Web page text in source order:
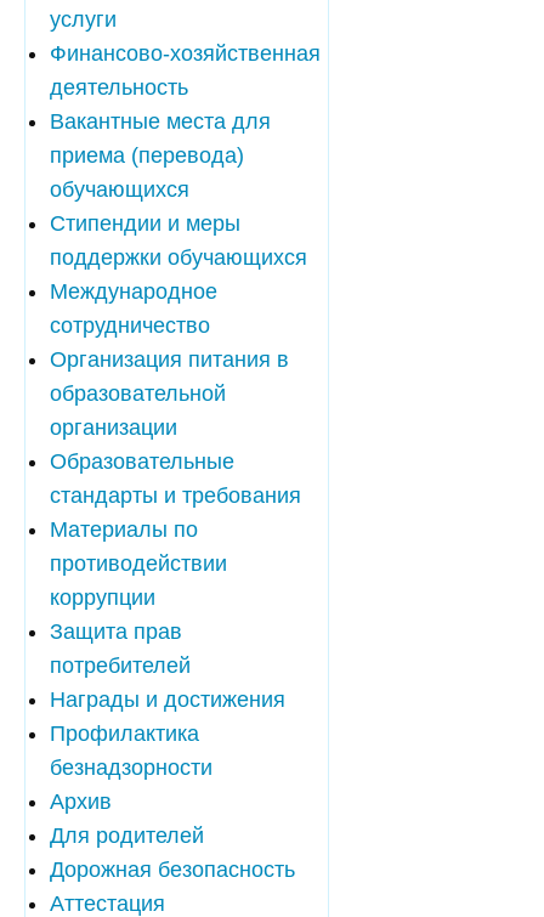
услуги
Финансово-хозяйственная
деятельность
Вакантные места для
приема (перевода)
обучающихся
Стипендии и меры
поддержки обучающихся
Международное
сотрудничество
Организация питания в
образовательной
организации
Образовательные
стандарты и требования
Материалы по
противодействии
коррупции
Защита прав
потребителей
Награды и достижения
Профилактика
безнадзорности
Архив
Для родителей
Дорожная безопасность
Аттестация